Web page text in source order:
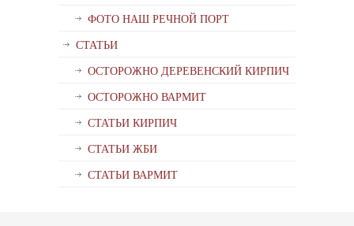
ФОТО НАШ РЕЧНОЙ ПОРТ
СТАТЬИ
ОСТОРОЖНО ДЕРЕВЕНСКИЙ КИРПИЧ
ОСТОРОЖНО ВАРМИТ
СТАТЬИ КИРПИЧ
СТАТЬИ ЖБИ
СТАТЬИ ВАРМИТ